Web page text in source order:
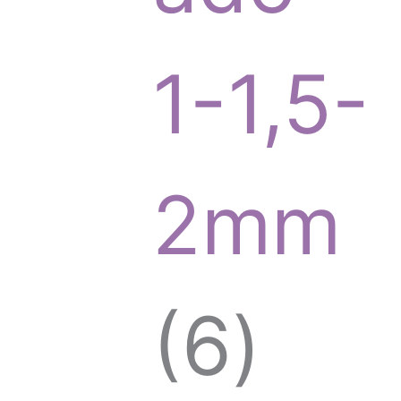
o
d
u
1-1,5-
2mm
66